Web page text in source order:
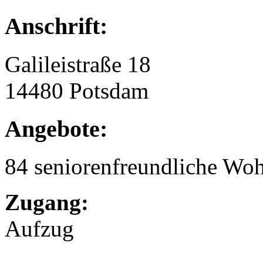
Anschrift:
Galileistraße 18
14480 Potsdam
Angebote:
84 seniorenfreundliche
Zugang:
Aufzug